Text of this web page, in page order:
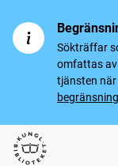
Sökträffar
omfattas
tjänsten
Svenska tidningar